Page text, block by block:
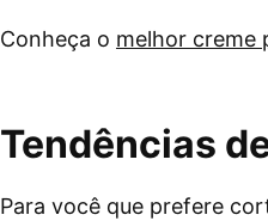
Conheça o melhor creme
Tendências
Para você que prefere